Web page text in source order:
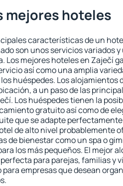
mejores hoteles
características de un
son unos servicios variados y
Los mejores hoteles en Zaječí
así como una amplia
huéspedes. Los alojamientos
a un paso de las
Los huéspedes tienen la
gratuito así como de
que se adapte
de alto nivel probablemente
de bienestar como un spa o
los más pequeños. El mejor
para parejas, familias y
para empresas que desean